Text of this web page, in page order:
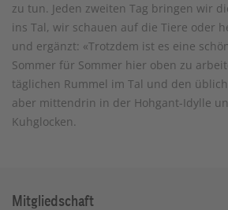
zu tun. Jeden zweiten Tag bringen wir
ins Tal, wir schauen auf die Tiere oder
und ergänzt: «Trotzdem ist es eine
Sommer für Sommer hier oben zu
täglichen Rummel im Tal und den
aber mittendrin in der Hohgant-Idylle
Kuhglocken.
Mitgliedschaft